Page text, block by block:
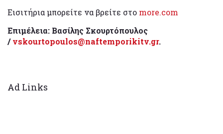
Εισιτήρια μπορείτε να βρείτε στο more.com
Επιμέλεια: Βασίλης Σκουρτόπουλος
/vskourtopoulos@naftemporikitv.gr.
Ad Links